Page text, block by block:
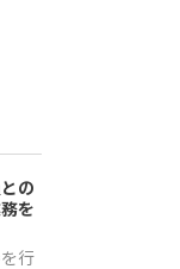
の
を
行